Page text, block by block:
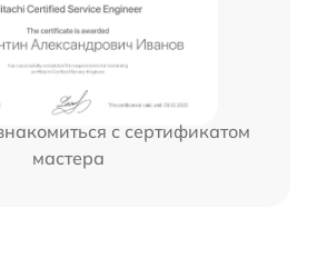
с сертификатом
мастера